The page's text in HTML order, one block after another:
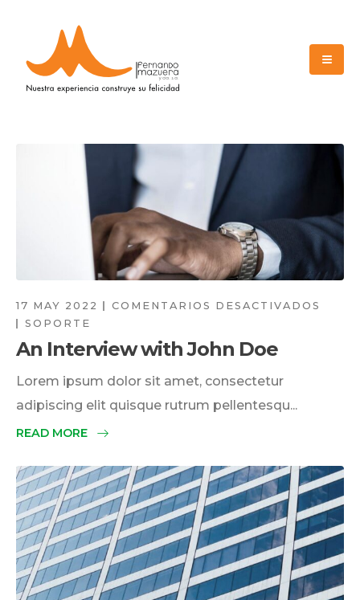
17 MAY 2022
COMENTARIOS DESACTIVADOS
SOPORTE
An Interview with John Doe
Lorem ipsum dolor sit amet, consectetur
adipiscing elit quisque rutrum pellentesqu...
READ MORE